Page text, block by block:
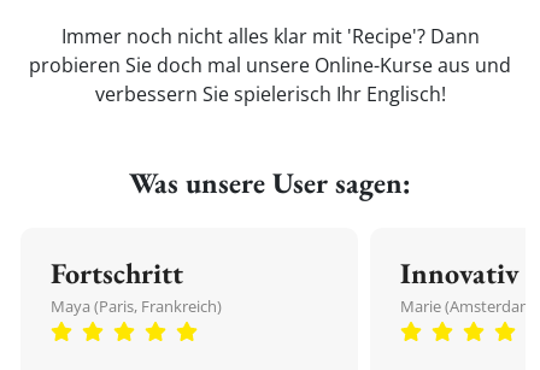
Immer noch nicht alles klar mit 'Recipe'? Dann
probieren Sie doch mal unsere Online-Kurse aus und
verbessern Sie spielerisch Ihr Englisch!
Was unsere User sagen:
Fortschritt
Maya (Paris, Frankreich)
Innovativ
Marie